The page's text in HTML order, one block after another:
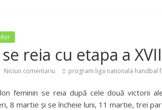
reia cu etapa a
Niciun comentariu program liga nationala handbal
feminin se reia după cele două victorii
8 martie și se încheie luni, 11 martie, trei